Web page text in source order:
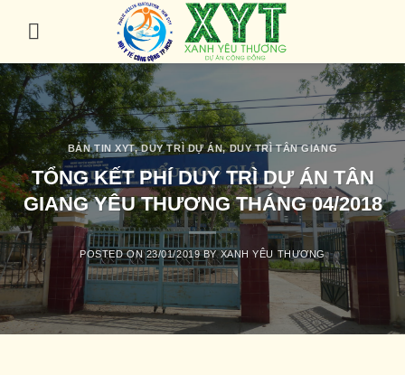
BẢN TIN XYT,DUY TRÌ DỰ ÁN,DUY TRÌ TÂN GIANG
TỔNG KẾT PHÍ DUY TRÌ DỰ ÁN TÂN
GIANG YÊU THƯƠNG THÁNG 04/2018
POSTED ON23/01/2019 BYXANH YÊU THƯƠNG